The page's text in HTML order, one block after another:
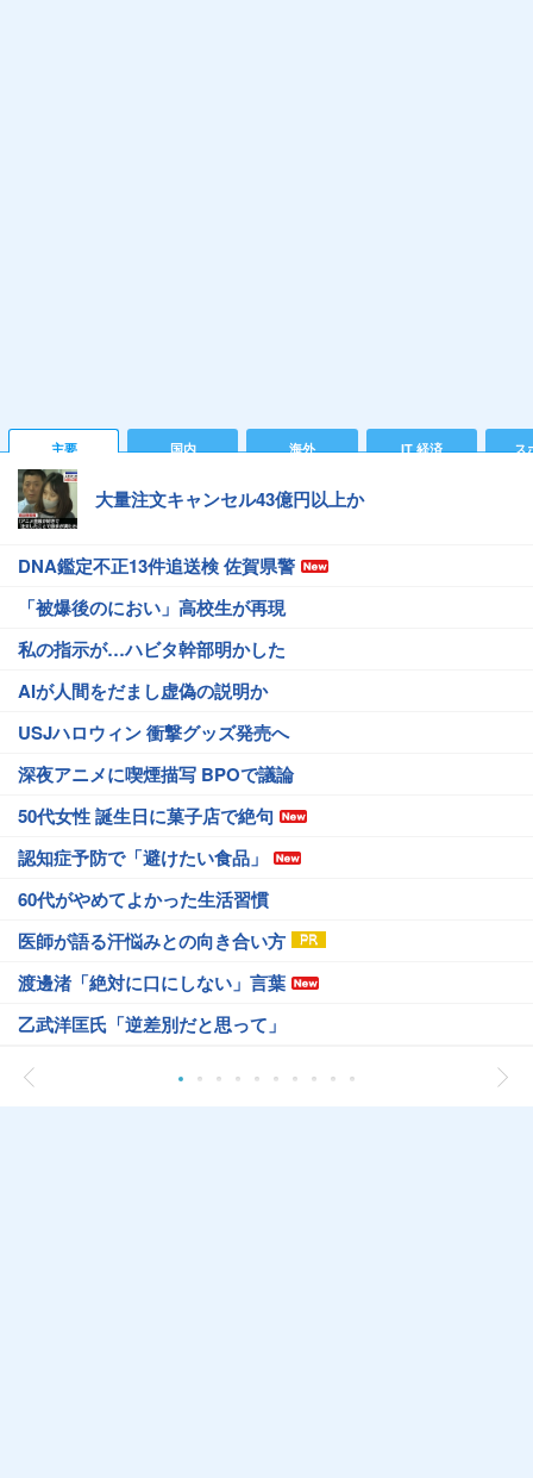
主要 国内 海外 IT 経済 ス
大量注文キャンセル43億円以上か
DNA鑑定不正13件追送検 佐賀県警
「被爆後のにおい」高校生が再現
私の指示が…ハビタ幹部明かした
AIが人間をだまし虚偽の説明か
USJハロウィン 衝撃グッズ発売へ
深夜アニメに喫煙描写 BPOで議論
50代女性 誕生日に菓子店で絶句
認知症予防で「避けたい食品」
60代がやめてよかった生活習慣
医師が語る汗悩みとの向き合い方
渡邊渚「絶対に口にしない」言葉
乙武洋匡氏「逆差別だと思って」